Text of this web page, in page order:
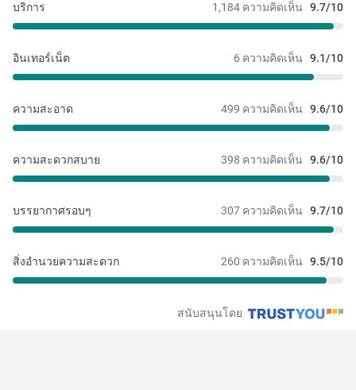
1,184 ความคิดเห็น 9.7/10
บริการ
6 ความคิดเห็น 9.1/10
อินเทอร์เน็ต
499 ความคิดเห็น 9.6/10
ความสะอาด
398 ความคิดเห็น 9.6/10
ความสะดวกสบาย
307 ความคิดเห็น 9.7/10
บรรยากาศรอบๆ
260 ความคิดเห็น 9.5/10
สิ่งอำนวยความสะดวก
สนับสนุนโดย